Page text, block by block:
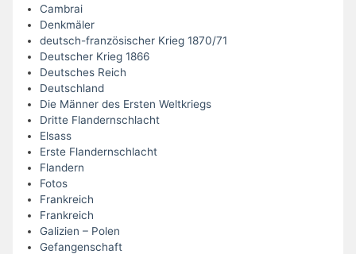
Cambrai
Denkmäler
deutsch-französischer Krieg 1870/71
Deutscher Krieg 1866
Deutsches Reich
Deutschland
Die Männer des Ersten Weltkriegs
Dritte Flandernschlacht
Elsass
Erste Flandernschlacht
Flandern
Fotos
Frankreich
Frankreich
Galizien – Polen
Gefangenschaft